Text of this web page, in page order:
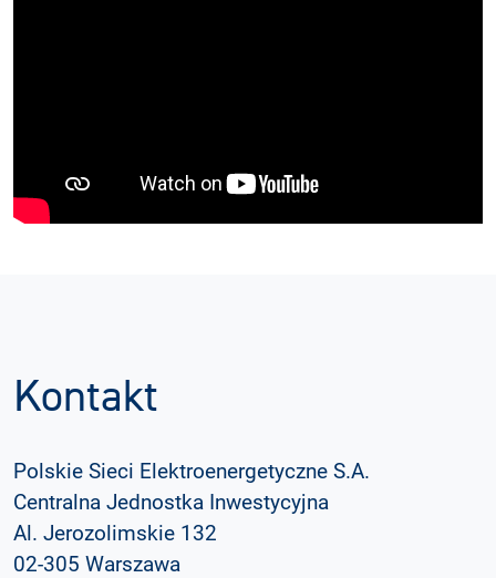
Kontakt
Polskie Sieci Elektroenergetyczne S.A.
Centralna Jednostka Inwestycyjna
Al. Jerozolimskie 132
02-305 Warszawa